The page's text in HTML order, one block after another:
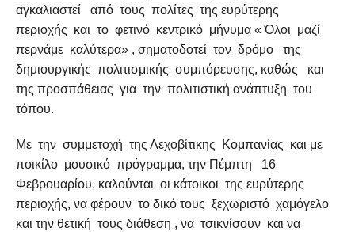
αγκαλιαστεί από τους πολίτες της ευρύτερης
περιοχής και το φετινό κεντρικό μήνυμα « Όλοι μαζί
περνάμε καλύτερα» , σηματοδοτεί τον δρόμο της
δημιουργικής πολιτισμικής συμπόρευσης, καθώς και
της προσπάθειας για την πολιτιστική ανάπτυξη του
τόπου.
Με την συμμετοχή της Λεχοβίτικης Κομπανίας και με
ποικίλο μουσικό πρόγραμμα, την Πέμπτη 16
Φεβρουαρίου, καλούνται οι κάτοικοι της ευρύτερης
περιοχής, να φέρουν το δικό τους ξεχωριστό χαμόγελο
και την θετική τους διάθεση , να τσικνίσουν και να